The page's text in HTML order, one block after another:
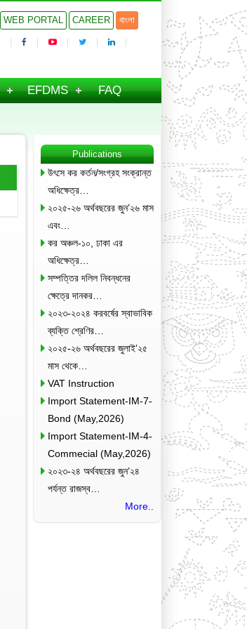
WEB PORTAL CAREER বাংলা
EFDMS FAQ
Publications
উৎসে কর কর্তন/সংগ্রহ সংক্রান্ত
অধিক্ষেত্র…
২০২৫-২৬ অর্থবছরের জুন’২৬ মাস
এবং…
কর অঞ্চল-১০, ঢাকা এর
অধিক্ষেত্র…
সম্পত্তির দলিল নিবন্ধনের
ক্ষেত্রে দানকর…
২০২৩-২০২৪ করবর্ষের স্বাভাবিক
ব্যক্তি শ্রেণির…
২০২৫-২৬ অর্থবছরের জুলাই’২৫
মাস থেকে…
VAT Instruction
Import Statement-IM-7-
Bond (May,2026)
Import Statement-IM-4-
Commecial (May,2026)
২০২৩-২৪ অর্থবছরের জুন’২৪
পর্যন্ত রাজস্ব…
More..